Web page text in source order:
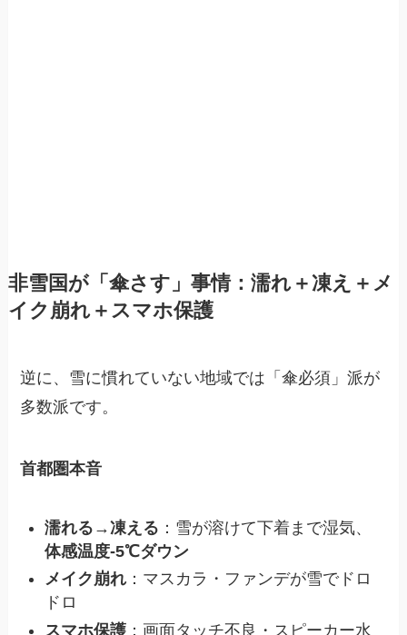
非雪国が「傘さす」事情：濡れ＋凍え＋メ
イク崩れ＋スマホ保護
逆に、雪に慣れていない地域では「傘必須」派が
多数派です。
首都圏本音
濡れる→凍える ：雪が溶けて下着まで湿気、
体感温度-5℃ダウン
メイク崩れ ：マスカラ・ファンデが雪でドロ
ドロ
スマホ保護 ：画面タッチ不良・スピーカー水